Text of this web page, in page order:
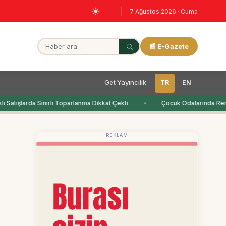
7 Ağustos 2026 · Cuma
📰 E-Gazete
Get Yayıncılık TR EN
Sınırlı Toparlanma Dikkat Çekti Çocuk Odalarında
REKLAM